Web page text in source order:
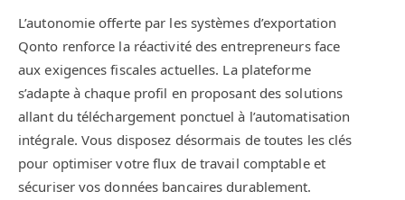
L’autonomie offerte par les systèmes d’exportation
Qonto renforce la réactivité des entrepreneurs face
aux exigences fiscales actuelles. La plateforme
s’adapte à chaque profil en proposant des solutions
allant du téléchargement ponctuel à l’automatisation
intégrale. Vous disposez désormais de toutes les clés
pour optimiser votre flux de travail comptable et
sécuriser vos données bancaires durablement.